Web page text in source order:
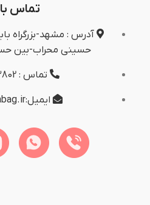
تماس
حسینی محراب-بین حسینی
تماس : 09394763802
ایمیل:info@ollkabag.ir